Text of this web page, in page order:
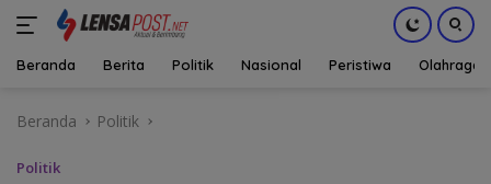
Beranda Berita Politik Nasional Peristiwa Olahraga
Beranda Politik
Politik